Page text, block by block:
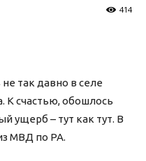
414
так давно в селе
К счастью, обошлось
ущерб – тут как тут. В
МВД по РА.